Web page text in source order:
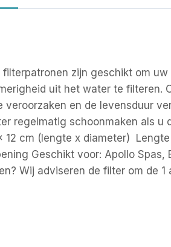
zijn geschikt om
uit het water te filteren.
en de levensduur
regelmatig schoonmaken als u
cm (lengte x diameter)
Geschikt voor: Apollo Spas,
Wij adviseren de filter om de